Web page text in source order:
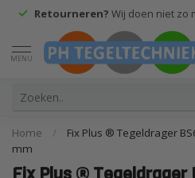
Retourneren? Wij doen niet zo
MENU
Home /
Fix Plus ® Tegeldrager
mm